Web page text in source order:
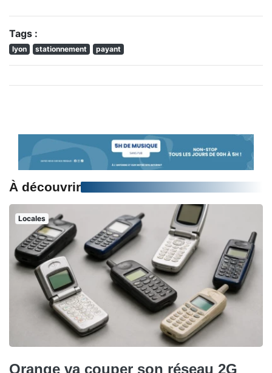
Tags :
lyon stationnement payant
À découvrir
Locales
Orange va couper son réseau 2G